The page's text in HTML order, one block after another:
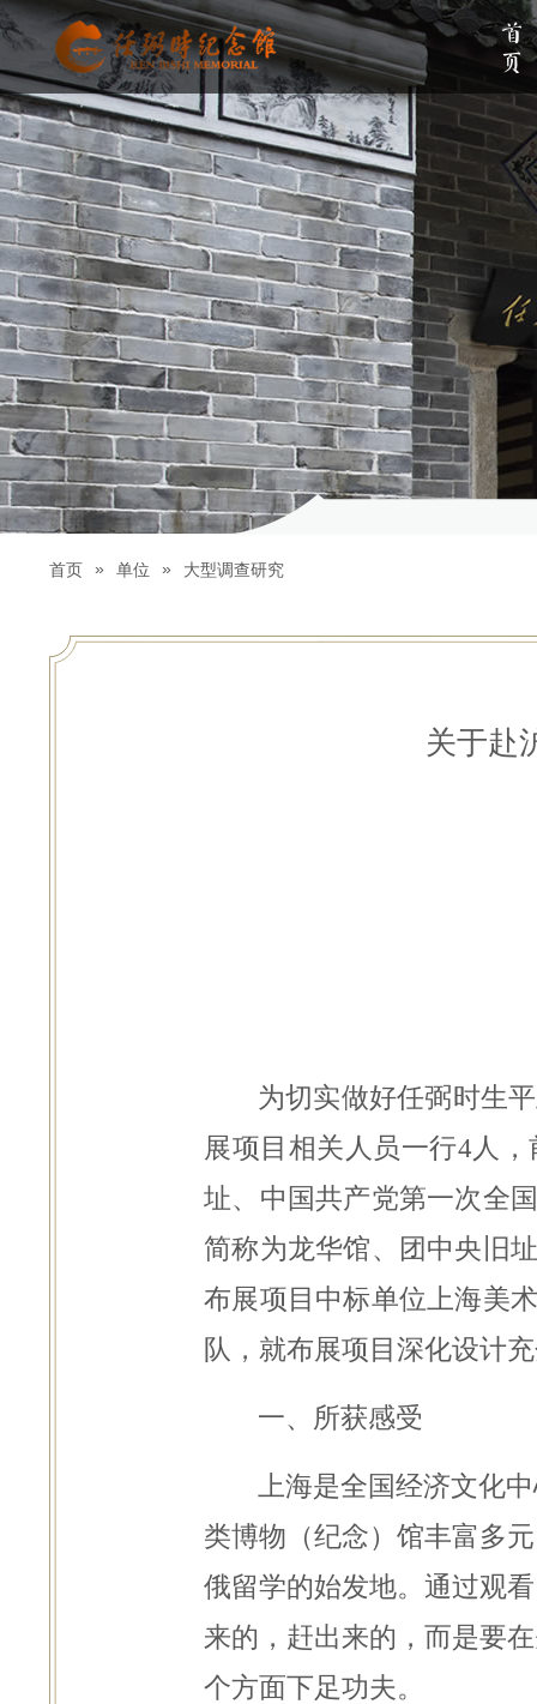
首页
单位简介 组织架构
首页 » 单位 » 大型调查研究
关于赴
为切实做好任弼时生
展项目相关人员一行4人
址、中国共产党第一次全
简称为龙华馆、团中央旧
布展项目中标单位上海美
队，就布展项目深化设计
一、所获感受
上海是全国经济文化
类博物（纪念）馆丰富多
俄留学的始发地。通过观
来的，赶出来的，而是要
个方面下足功夫。